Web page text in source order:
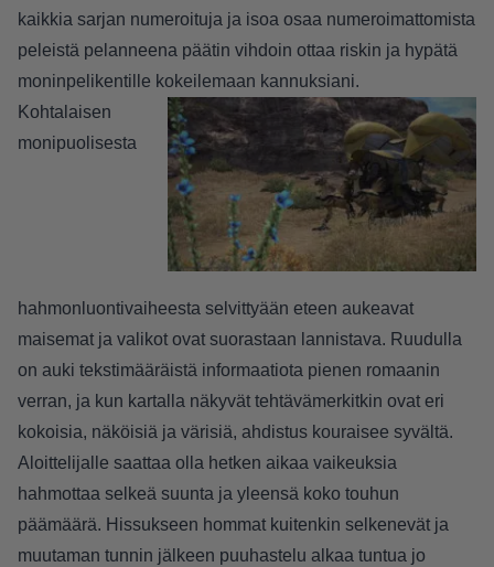
kaikkia sarjan numeroituja ja isoa osaa numeroimattomista
peleistä pelanneena päätin vihdoin ottaa riskin ja hypätä
moninpelikentille kokeilemaan kannuksiani.
Kohtalaisen
monipuolisesta
hahmonluontivaiheesta selvittyään eteen aukeavat
maisemat ja valikot ovat suorastaan lannistava. Ruudulla
on auki tekstimääräistä informaatiota pienen romaanin
verran, ja kun kartalla näkyvät tehtävämerkitkin ovat eri
kokoisia, näköisiä ja värisiä, ahdistus kouraisee syvältä.
Aloittelijalle saattaa olla hetken aikaa vaikeuksia
hahmottaa selkeä suunta ja yleensä koko touhun
päämäärä. Hissukseen hommat kuitenkin selkenevät ja
muutaman tunnin jälkeen puuhastelu alkaa tuntua jo